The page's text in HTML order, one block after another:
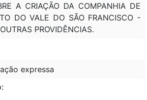
A CRIAÇÃO DA COMPANHIA DE
DO VALE DO SÃO FRANCISCO -
PROVIDÊNCIAS.
expressa